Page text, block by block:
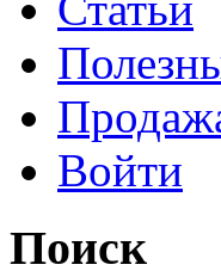
Войти
Поиск